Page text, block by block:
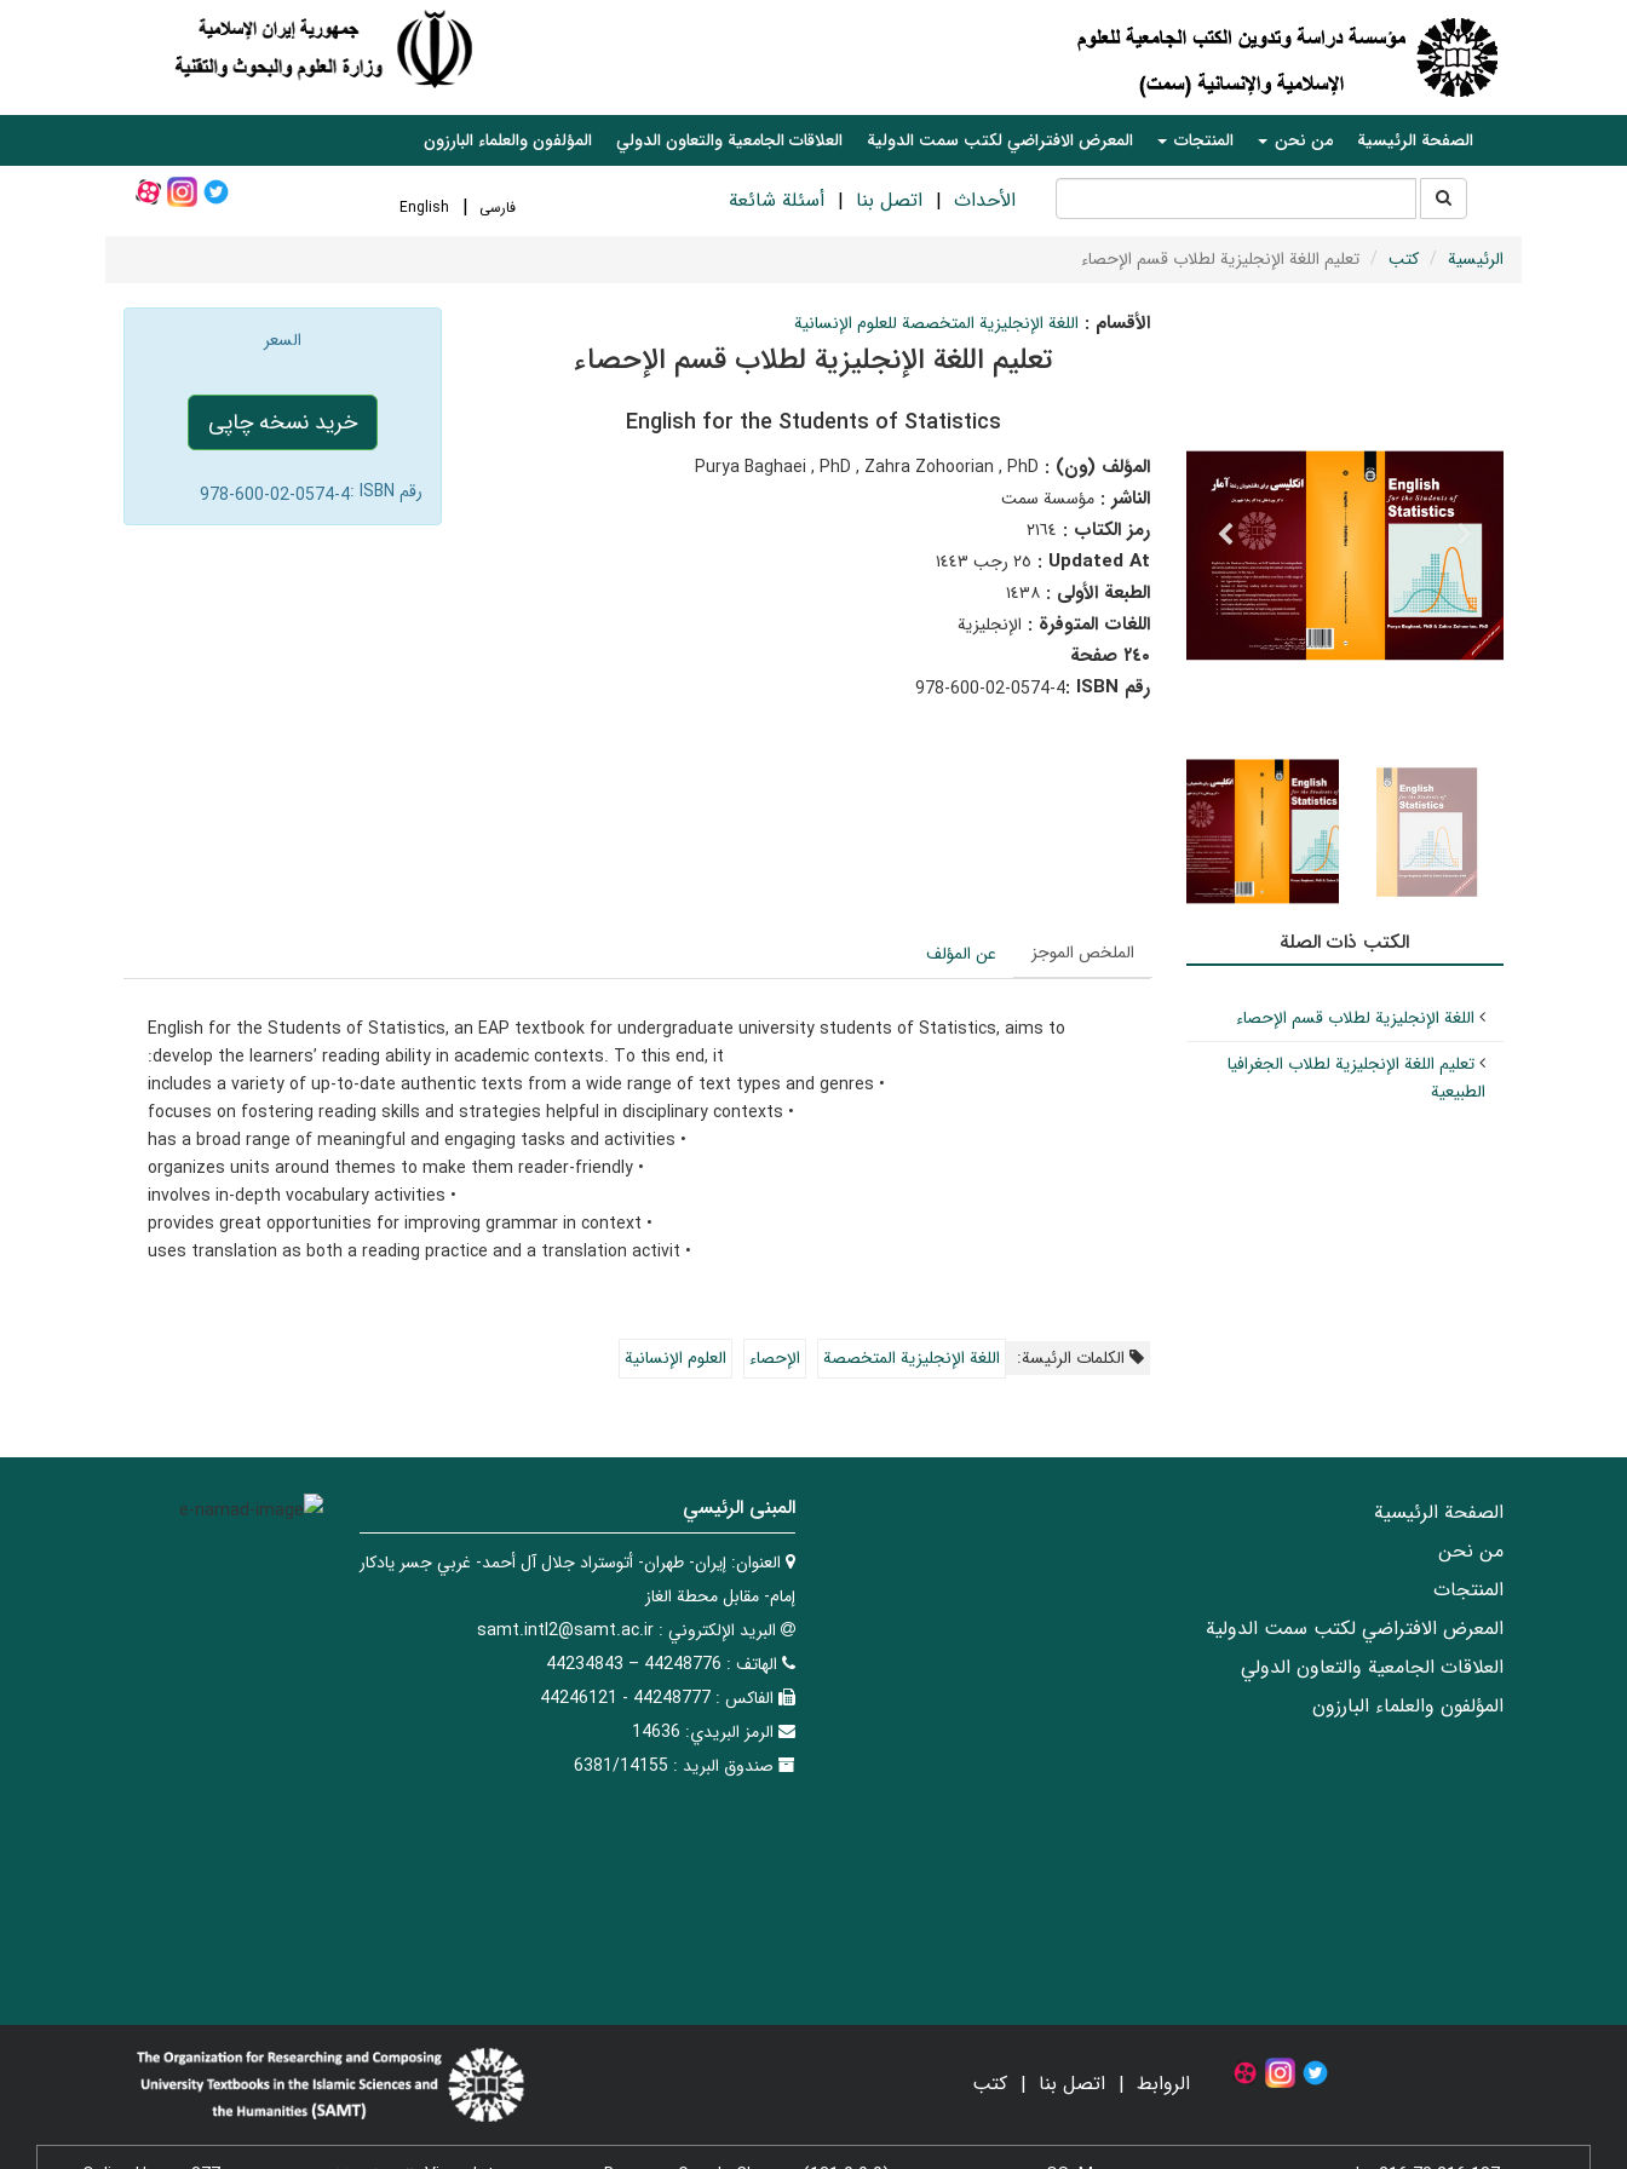
الصفحة الرئيسية من نحن المنتجات المعرض الافتراضي لكتب سمت الدولية العلاقات الجامعیة والتعاون الدولي المؤلفون والعلماء البارزون
فارسی English جستجو
در
سایت
الأحداث اتصل بنا أسئلة شائعة
الرئيسية كتب تعليم اللغة الإنجليزية لطلاب قسم الإحصاء
الأقسام : اللغة الإنجليزية المتخصصة للعلوم الإنسانیة
تعليم اللغة الإنجليزية لطلاب قسم الإحصاء
English for the Students of Statistics
المؤلف (ون) : Purya Baghaei , PhD , Zahra Zohoorian , PhD
الناشر :مؤسسة سمت
رمز الكتاب : ٢١٦٤
Updated At : ٢٥ رجب ١٤٤٣
الطبعة الأولى :١٤٣٨
اللغات المتوفرة : الإنجليزية
٢٤٠ صفحة
رقم ISBN :
978-600-02-0574-4
السعر
خرید نسخه چاپی
رقم ISBN : 978-600-02-0574-4
الکتب ذات الصلة
اللغة الإنجليزية لطلاب قسم الإحصاء
تعليم اللغة الإنجليزية لطلاب الجغرافيا
الطبيعية
الملخص الموجز عن المؤلف
English for the Students of Statistics, an EAP textbook for undergraduate university students of Statistics, aims to
develop the learners’ reading ability in academic contexts. To this end, it:
• includes a variety of up-to-date authentic texts from a wide range of text types and genres
• focuses on fostering reading skills and strategies helpful in disciplinary contexts
• has a broad range of meaningful and engaging tasks and activities
• organizes units around themes to make them reader-friendly
• involves in-depth vocabulary activities
• provides great opportunities for improving grammar in context
• uses translation as both a reading practice and a translation activit
الکلمات الرئيسة: اللغة الإنجليزية المتخصصة الإحصاء العلوم الإنسانية
الصفحة الرئيسية
من نحن
المنتجات
المعرض الافتراضي لكتب سمت الدولية
العلاقات الجامعیة والتعاون الدولي
المؤلفون والعلماء البارزون
المبنی الرئيسي
العنوان: إيران- طهران- أتوستراد جلال آل أحمد- غربي جسر يادكار
إمام- مقابل محطة الغاز
البريد الإلکتروني : samt.intl2@samt.ac.ir
الهاتف : 44248776 – 44234843
الفاکس : 44248777 - 44246121
الرمز البريدي: 14636
صندوق البريد : 6381/14155
الروابط اتصل بنا کتب